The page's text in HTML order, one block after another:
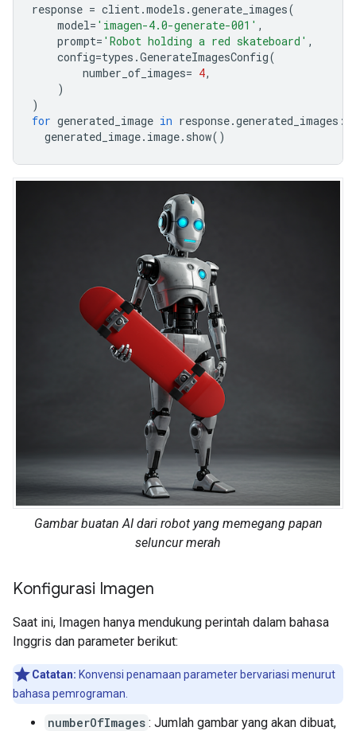
response = client.models .generate_images(
model= 'imagen-4.0-generate-001' ,
prompt= 'Robot holding a red skateboard' ,
config=types .GenerateImagesConfig(
number_of_images= 4,
)
)
for generated_image in response.generated_images :
generated_image. image. show()
Gambar buatan AI dari robot yang memegang papan
seluncur merah
Konfigurasi Imagen
Saat ini, Imagen hanya mendukung perintah dalam bahasa
Inggris dan parameter berikut:
Catatan: Konvensi penamaan parameter bervariasi menurut
bahasa pemrograman.
numberOfImages : Jumlah gambar yang akan dibuat,